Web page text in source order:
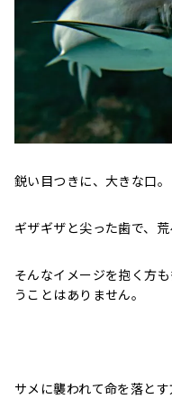
鋭い目つきに、大きな口。
ギザギザと尖った歯で、
そんなイメージを抱く方
うことはありません。
サメに襲われて命を落とす